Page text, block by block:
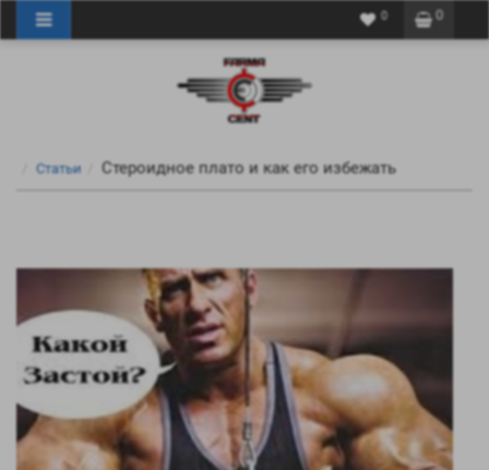
0
0
Статьи Стероидное плато и как его избежать